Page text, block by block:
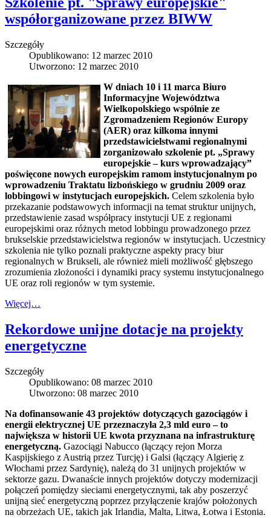
współorganizowane przez BIWW
Szczegóły
Opublikowano: 12 marzec 2010
Utworzono: 12 marzec 2010
W dniach 10 i 11 marca Biuro
Informacyjne Województwa
Wielkopolskiego wspólnie ze
Zgromadzeniem Regionów Europy
(AER) oraz kilkoma innymi
przedstawicielstwami regionalnymi
zorganizowało szkolenie pt. „Sprawy
europejskie – kurs wprowadzający”
poświęcone nowych europejskim ramom instytucjonalnym po
wprowadzeniu Traktatu lizbońskiego w grudniu 2009 oraz
lobbingowi w instytucjach europejskich. Celem szkolenia było
przekazanie podstawowych informacji na temat struktur unijnych,
przedstawienie zasad współpracy instytucji UE z regionami
europejskimi oraz różnych metod lobbingu prowadzonego przez
brukselskie przedstawicielstwa regionów w instytucjach. Uczestnicy
szkolenia nie tylko poznali praktyczne aspekty pracy biur
regionalnych w Brukseli, ale również mieli możliwość głębszego
zrozumienia złożoności i dynamiki pracy systemu instytucjonalnego
UE oraz roli regionów w tym systemie.
Więcej…
Rekordowe unijne dotacje na projekty
energetyczne
Szczegóły
Opublikowano: 08 marzec 2010
Utworzono: 08 marzec 2010
Na dofinansowanie 43 projektów dotyczących gazociągów i
energii elektrycznej UE przeznaczyła 2,3 mld euro – to
największa w historii UE kwota przyznana na infrastrukturę
energetyczną. Gazociągi Nabucco (łączący rejon Morza
Kaspijskiego z Austrią przez Turcję) i Galsi (łączący Algierię z
Włochami przez Sardynię), należą do 31 unijnych projektów w
sektorze gazu. Dwanaście innych projektów dotyczy modernizacji
połączeń pomiędzy sieciami energetycznymi, tak aby poszerzyć
unijną sieć energetyczną poprzez przyłączenie krajów położonych
na obrzeżach UE, takich jak Irlandia, Malta, Litwa, Łotwa i Estonia.